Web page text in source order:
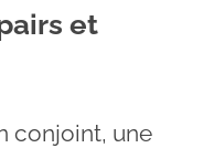
et
conjoint, une